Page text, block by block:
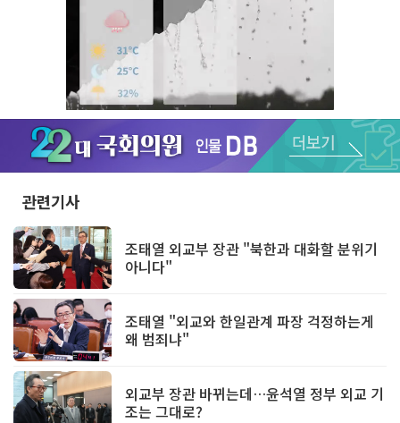
Unmute
관련기사
조태열 외교부 장관 "북한과 대화할 분위기
아니다"
조태열 "외교와 한일관계 파장 걱정하는게
왜 범죄냐"
외교부 장관 바뀌는데…윤석열 정부 외교 기
조는 그대로?